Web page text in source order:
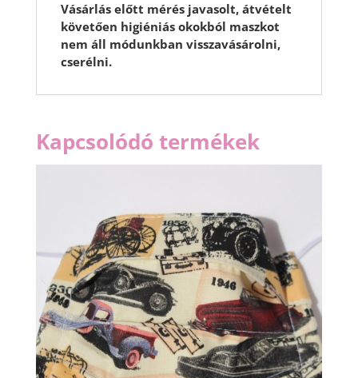
Vásárlás előtt mérés javasolt, átvételt
követően higiéniás okokból maszkot
nem áll módunkban visszavásárolni,
cserélni.
Kapcsolódó termékek